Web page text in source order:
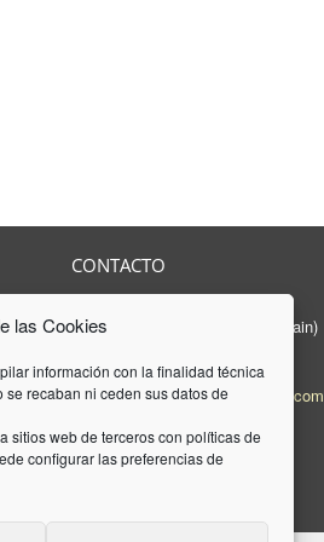
las Cookies
información con la finalidad técnica
recaban ni ceden sus datos de
sitios web de terceros con políticas de
configurar las preferencias de
CONTACTO
08208 Sabadell - Barcelona (Spain)
Fax:93 745 15 35
E-mail:mail@luquez-associats.com